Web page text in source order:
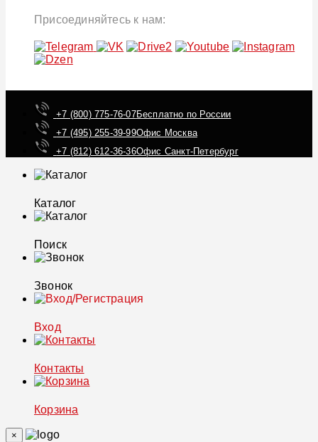
Присоединяйтесь к нам:
+7 (800) 775-76-07Бесплатно по России
+7 (495) 255-39-99Офис Москва
+7 (812) 612-36-36Офис Санкт-Петербург
Каталог
Поиск
Звонок
Вход
Контакты
Корзина
×